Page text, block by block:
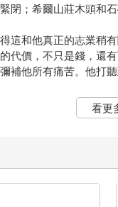
；希爾山莊木頭和
這和他真正的志業
代價，不只是錢，
補他所有痛苦。他
會住進希爾山莊，
或相信，她都歡迎
博士得費心去找。
刪除過世的，接著刪
度假，只住一段時
看更